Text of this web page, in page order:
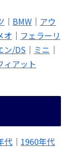
｜ BMW ｜ アウ
オ ｜ フェラーリ
ン/DS ｜ ミニ ｜
ィアット
代 ｜ 1960年代